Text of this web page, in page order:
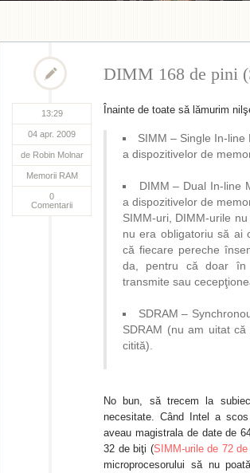
13:29
04 apr. 2009
de Robin Molnar
Memorii RAM
0
Comentarii
DIMM 168 de pini
Înainte de toate să lămurim
SIMM – Single In-
a dispozitivelor de
DIMM – Dual In-line
a dispozitivelor de
SIMM-uri, DIMM-urile
nu era obligatoriu să ai
că fiecare pereche
da, pentru că doar în
transmite sau
SDRAM –
SDRAM (nu am uitat
citită).
No bun, să trecem la
necesitate. Când Intel a
aveau magistrala de date de
32 de biţi (SIMM-urile de 72 de
microprocesorului să nu